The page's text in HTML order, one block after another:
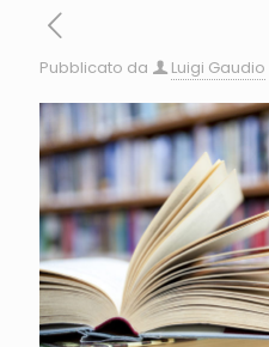
Pubblicato da Luigi Gaudio